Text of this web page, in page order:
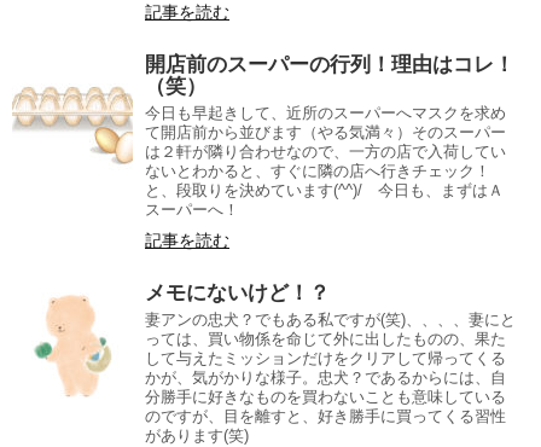
記事を読む
開店前のスーパーの行列！理由はコレ！
（笑）
今日も早起きして、近所のスーパーへマスクを求め
て開店前から並びます（やる気満々）そのスーパー
は２軒が隣り合わせなので、一方の店で入荷してい
ないとわかると、すぐに隣の店へ行きチェック！
と、段取りを決めています(^^)/ 今日も、まずはＡ
スーパーへ！
記事を読む
メモにないけど！？
妻アンの忠犬？でもある私ですが(笑)、、、、妻にと
っては、買い物係を命じて外に出したものの、果た
して与えたミッションだけをクリアして帰ってくる
かが、気がかりな様子。忠犬？であるからには、自
分勝手に好きなものを買わないことも意味している
のですが、目を離すと、好き勝手に買ってくる習性
があります(笑)